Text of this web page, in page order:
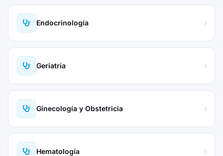
Endocrinología
Geriatría
Ginecología y Obstetricia
Hematología